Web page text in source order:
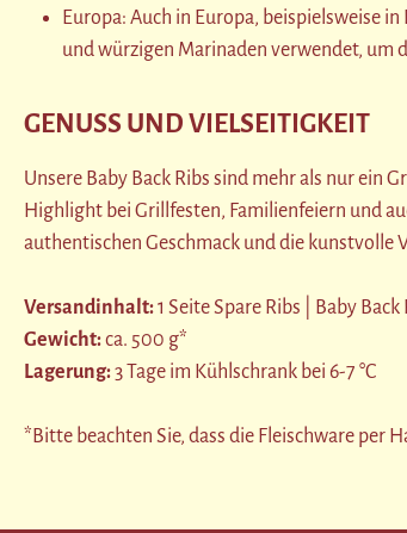
Europa: Auch in Europa, beispielsweise
und würzigen Marinaden verwendet, um
GENUSS UND VIELSEITIGKEIT
Unsere Baby Back Ribs sind mehr als nur ein
Highlight bei Grillfesten, Familienfeiern und
authentischen Geschmack und die
Versandinhalt:1 Seite Spare Ribs | Baby
Gewicht:ca. 500 g*
Lagerung:3 Tage im Kühlschrank bei 6-7 °C
*Bitte beachten Sie, dass die Fleischware per